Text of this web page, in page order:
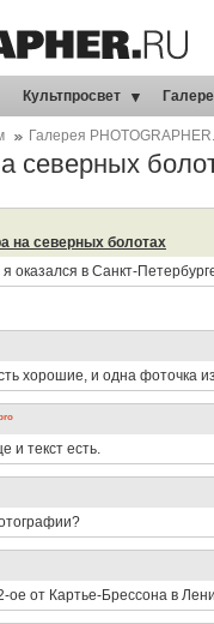
Культпросвет
Галерея
северных
на северных болотах
оказался в Санкт-
хорошие, и одна фоточка
и текст есть.
от Картье-Брессона в